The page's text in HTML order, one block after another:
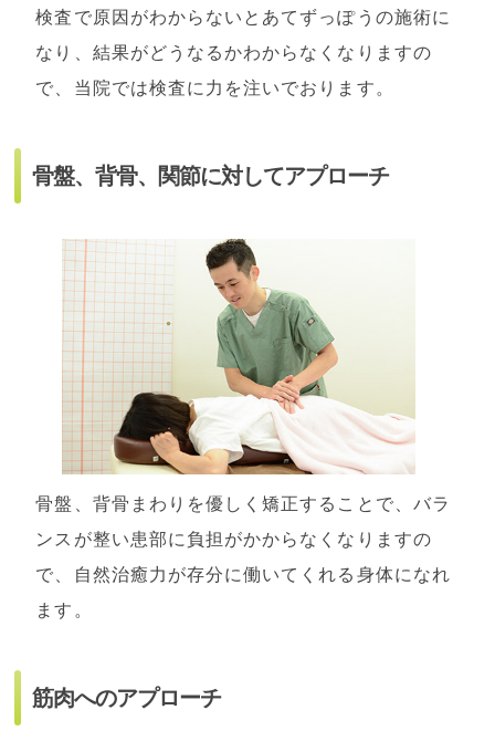
検査で原因がわからないとあてずっぽうの施術に
なり、結果がどうなるかわからなくなりますの
で、当院では検査に力を注いでおります。
骨盤、背骨、関節に対してアプローチ
骨盤、背骨まわりを優しく矯正することで、バラ
ンスが整い患部に負担がかからなくなりますの
で、自然治癒力が存分に働いてくれる身体になれ
ます。
筋肉へのアプローチ